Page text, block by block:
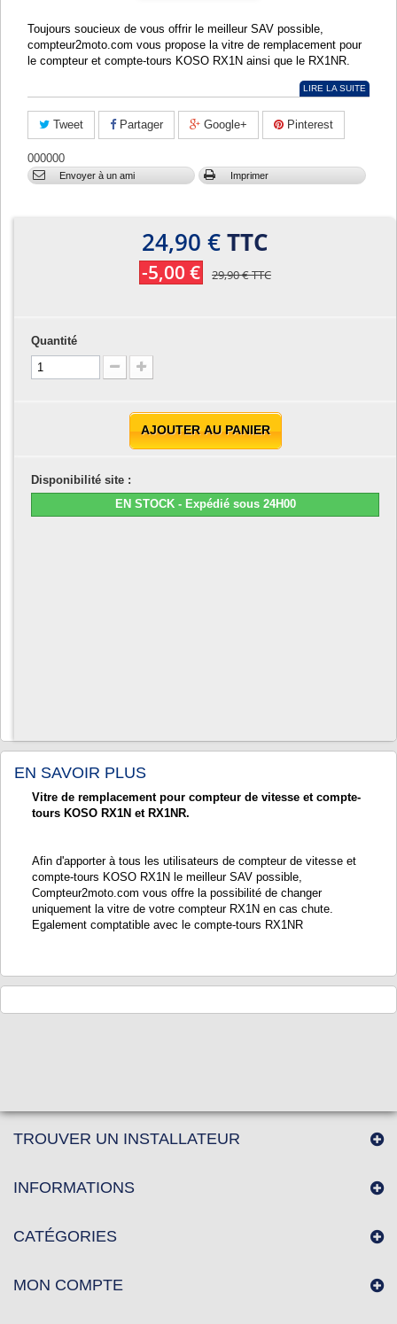
Toujours soucieux de vous offrir le meilleur SAV possible,
compteur2moto.com vous propose la vitre de remplacement pour
le compteur et compte-tours KOSO RX1N ainsi que le RX1NR.
LIRE LA SUITE
Tweet Partager Google+ Pinterest
000000
Envoyer à un ami Imprimer
24,90 €TTC
-5,00 € 29,90 €TTC
Quantité
AJOUTER AU PANIER
Disponibilité site :
EN STOCK - Expédié sous 24H00
EN SAVOIR PLUS
Vitre de remplacement pour compteur de vitesse et compte-
tours KOSO RX1N et RX1NR.
Afin d'apporter à tous les utilisateurs de compteur de vitesse et
compte-tours KOSO RX1N le meilleur SAV possible,
Compteur2moto.com vous offre la possibilité de changer
uniquement la vitre de votre compteur RX1N en cas chute.
Egalement comptatible avec le compte-tours RX1NR
TROUVER UN INSTALLATEUR
INFORMATIONS
CATÉGORIES
MON COMPTE